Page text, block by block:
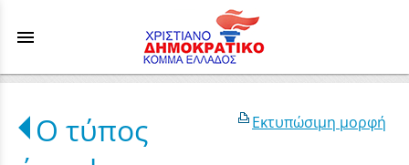
menu
Εκτυπώσιμη μορφή
Ο τύπος